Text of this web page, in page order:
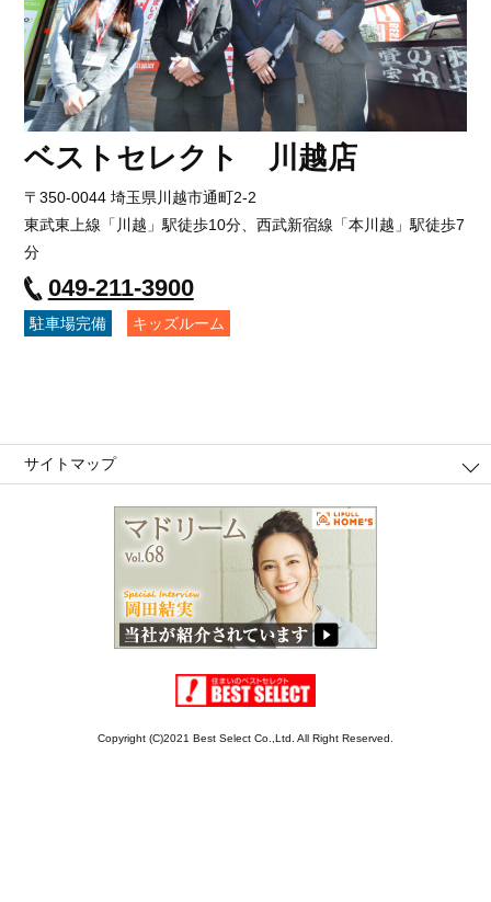
ベストセレクト 川越店
〒350-0044 埼玉県川越市通町2-2
東武東上線「川越」駅徒歩10分、西武新宿線「本川越」駅徒歩7
分
049-211-3900
駐車場完備 キッズルーム
サイトマップ
Copyright (C)2021 Best Select Co.,Ltd. All Right Reserved.